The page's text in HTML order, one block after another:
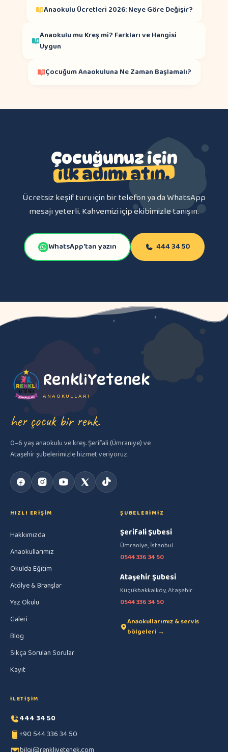
Anaokulu Ücretleri 2026: Neye Göre Değişir?
Anaokulu mu Kreş mi? Farkları ve Hangisi
Uygun
Çocuğum Anaokuluna Ne Zaman Başlamalı?
Çocuğunuz için
ilk adımı atın.
Ücretsiz keşif turu için bir telefon ya da WhatsApp
mesajı yeterli. Kahvemizi içip ekibimizle tanışın.
WhatsApp'tan yazın 444 34 50
RenkliYetenek
ANAOKULLARI
her çocuk bir renk.
0–6 yaş anaokulu ve kreş. Şerifali (Ümraniye) ve
Ataşehir şubelerimizle hizmet veriyoruz.
HIZLI ERIŞIM
Hakkımızda
Anaokullarımız
Okulda Eğitim
Atölye & Branşlar
Yaz Okulu
Galeri
Blog
Sıkça Sorulan Sorular
Kayıt
ŞUBELERIMIZ
Şerifali Şubesi
Ümraniye, İstanbul
0544 336 34 50
Ataşehir Şubesi
Küçükbakkalköy, Ataşehir
0544 336 34 50
Anaokullarımız & servis
bölgeleri →
İLETIŞIM
444 34 50
+90 544 336 34 50